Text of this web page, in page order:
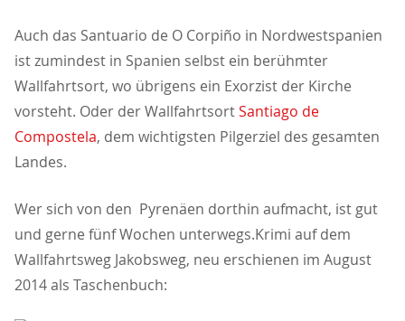
Auch das Santuario de O Corpiño in Nordwestspanien
ist zumindest in Spanien selbst ein berühmter
Wallfahrtsort, wo übrigens ein Exorzist der Kirche
vorsteht. Oder der WallfahrtsortSantiago de
Compostela, dem wichtigsten Pilgerziel des gesamten
Landes.
Wer sich von den Pyrenäen dorthin aufmacht, ist gut
und gerne fünf Wochen unterwegs.Krimi auf dem
Wallfahrtsweg Jakobsweg, neu erschienen im August
2014 als Taschenbuch: